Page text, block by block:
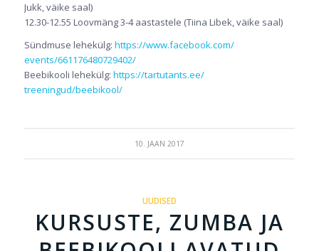
Jukk, väike saal)
12.30-12.55 Loovmäng 3-4 aastastele (Tiina Libek, väike saal)
Sündmuse lehekülg: https://www.facebook.com/
events/661176480729402/
Beebikooli lehekülg: https://tartutants.ee/
treeningud/beebikool/
10. JAAN 2017
UUDISED
KURSUSTE, ZUMBA JA